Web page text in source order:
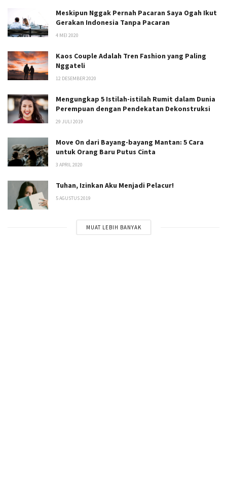
Meskipun Nggak Pernah Pacaran Saya Ogah Ikut
Gerakan Indonesia Tanpa Pacaran
4 MEI 2020
Kaos Couple Adalah Tren Fashion yang Paling
Nggateli
12 DESEMBER 2020
Mengungkap 5 Istilah-istilah Rumit dalam Dunia
Perempuan dengan Pendekatan Dekonstruksi
29 JULI 2019
Move On dari Bayang-bayang Mantan: 5 Cara
untuk Orang Baru Putus Cinta
3 APRIL 2020
Tuhan, Izinkan Aku Menjadi Pelacur!
5 AGUSTUS 2019
MUAT LEBIH BANYAK